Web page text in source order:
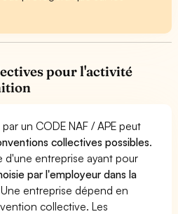
pour l'activité
un CODE NAF / APE peut
collectives possibles.
entreprise ayant pour
par l'employeur dans la
entreprise dépend en
collective. Les